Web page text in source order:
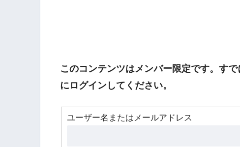
このコンテンツはメンバー限定です。す
にログインしてください。
ユーザー名またはメールアドレス